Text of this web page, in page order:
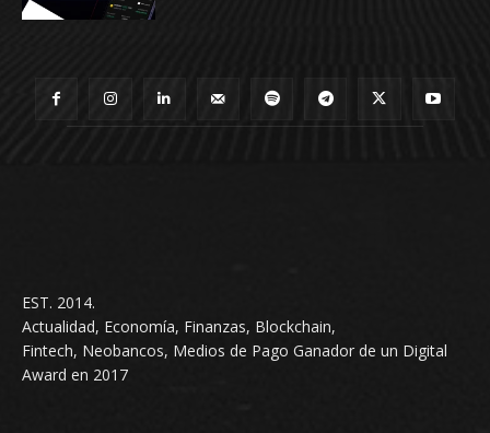
EST. 2014.
Actualidad, Economía, Finanzas, Blockchain,
Fintech, Neobancos, Medios de Pago Ganador de un Digital
Award en 2017